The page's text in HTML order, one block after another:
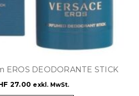
EROS DEODORANTE STICK
27.00 exkl. MwSt.